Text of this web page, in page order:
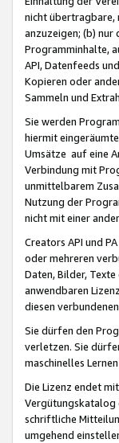
nicht übertragbare,
anzuzeigen; (b) nur
Programminhalte,
API, Datenfeeds
Kopieren oder
Sammeln und
Sie werden
hiermit
Umsätze auf eine
Verbindung mit
unmittelbarem
Nutzung der
nicht mit einer
Creators API und
oder mehreren
Daten, Bilder,
anwendbaren
diesen
Sie dürfen den
verletzen. Sie
maschinelles
Die Lizenz endet
Vergütungskatalog
schriftliche
umgehend